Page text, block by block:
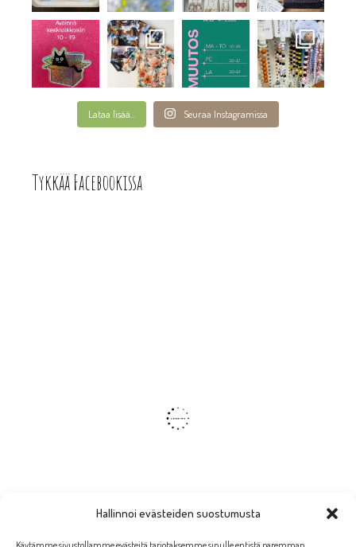
Hallinnoi evästeiden suostumusta
Lataa lisää... Seuraa Instagramissa
Tykkää Facebookissa